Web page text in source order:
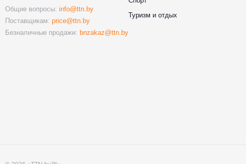
Общие вопросы: info@ttn.by
Поставщикам: price@ttn.by
Безналичные продажи: bnzakaz@ttn.by
Туризм и отдых